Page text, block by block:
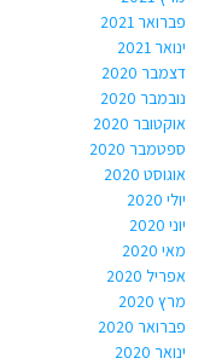
פברואר 2021
ינואר 2021
דצמבר 2020
נובמבר 2020
אוקטובר 2020
ספטמבר 2020
אוגוסט 2020
יולי 2020
יוני 2020
מאי 2020
אפריל 2020
מרץ 2020
פברואר 2020
ינואר 2020